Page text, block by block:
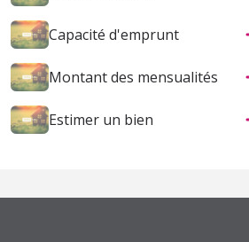
Capacité d'emprunt
Montant des mensualités
Estimer un bien